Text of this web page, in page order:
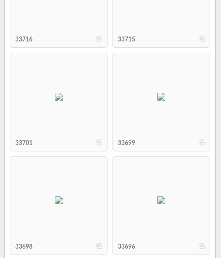
b
33716 b
33715
b
33701 b
33699
b
33698 b
33696